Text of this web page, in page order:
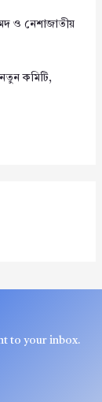
ও নেশাজাতীয়
কমিটি,
to your inbox.